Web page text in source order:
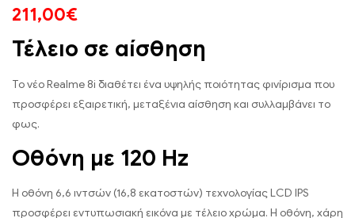
211,00€
Τέλειο σε αίσθηση
Το νέο Realme 8i διαθέτει ένα υψηλής ποιότητας φινίρισμα που
προσφέρει εξαιρετική, μεταξένια αίσθηση και συλλαμβάνει το
φως.
Οθόνη με 120 Hz
Η οθόνη 6,6 ιντσών (16,8 εκατοστών) τεχνολογίας LCD IPS
προσφέρει εντυπωσιακή εικόνα με τέλειο χρώμα. Η οθόνη, χάρη